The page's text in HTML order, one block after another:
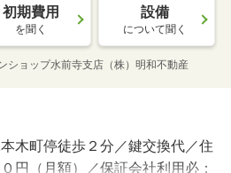
初期費用
を聞く
設備
について聞く
ショップ水前寺支店（株）明和不動産
木町停徒歩２分／鍵交換代／住
円（月額）／保証会社利用必：